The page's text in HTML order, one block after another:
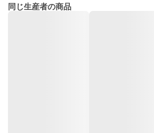
同じ生産者の商品